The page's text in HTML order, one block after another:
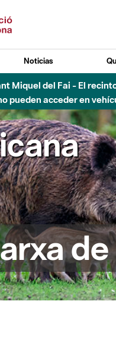
Noticias
Miquel del Fai - El
pueden acceder en